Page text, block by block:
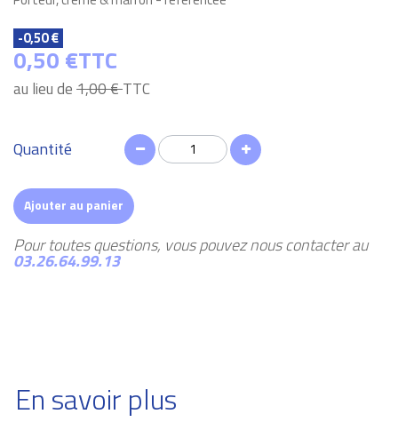
-0,50 €
0,50 €TTC
au lieu de1,00 €TTC
Quantité
Ajouter au panier
Pour toutes questions, vous pouvez nous contacter au
03.26.64.99.13
En savoir plus